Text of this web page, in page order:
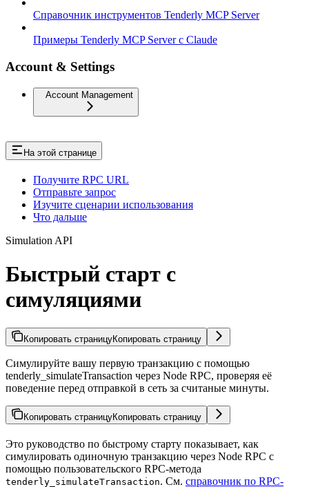
Справочник инструментов Tenderly MCP Server
Примеры Tenderly MCP Server с Claude
Account & Settings
Account Management
На этой странице
Получите RPC URL
Отправьте запрос
Изучите сценарии использования
Что дальше
Simulation API
Быстрый старт с
симуляциями
Копировать страницуКопировать страницу
Симулируйте вашу первую транзакцию с помощью
tenderly_simulateTransaction через Node RPC, проверяя её
поведение перед отправкой в сеть за считаные минуты.
Копировать страницуКопировать страницу
Это руководство по быстрому старту показывает, как
симулировать одиночную транзакцию через Node RPC с
помощью пользовательского RPC-метода
tenderly_simulateTransaction. См. справочник по RPC-